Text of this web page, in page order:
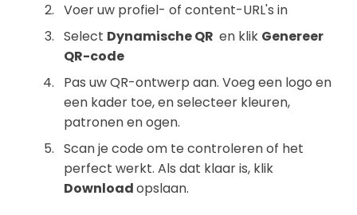
Voer uw profiel- of content-URL's in
Select Dynamische QR en klik Genereer
QR-code
Pas uw QR-ontwerp aan. Voeg een logo en
een kader toe, en selecteer kleuren,
patronen en ogen.
Scan je code om te controleren of het
perfect werkt. Als dat klaar is, klik
Downloadopslaan.